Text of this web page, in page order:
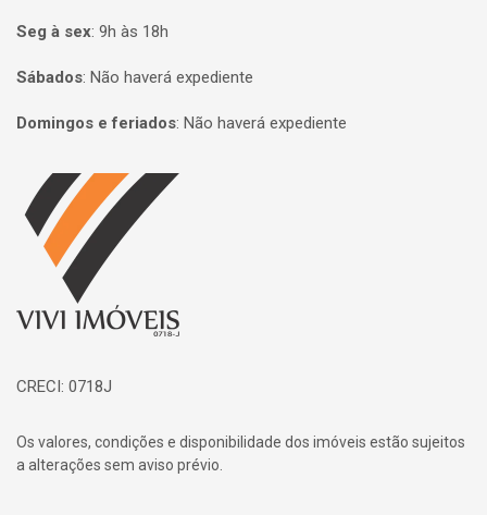
Seg à sex: 9h às 18h
Sábados: Não haverá expediente
Domingos e feriados: Não haverá expediente
Página inicial
CRECI: 0718J
Os valores, condições e disponibilidade dos imóveis estão sujeitos
a alterações sem aviso prévio.